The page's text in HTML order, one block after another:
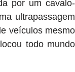
por um cavalo-
ultrapassagem
veículos mesmo
todo mundo